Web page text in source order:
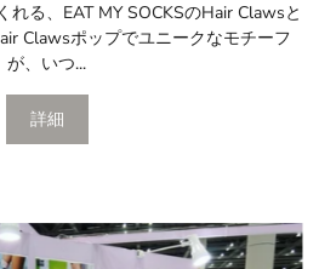
れる、EAT MY SOCKSのHair Clawsと
Clawsポップでユニークなモチーフ
が、いつ...
詳細